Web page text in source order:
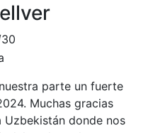
parte un fuerte
Muchas gracias
Uzbekistán donde nos